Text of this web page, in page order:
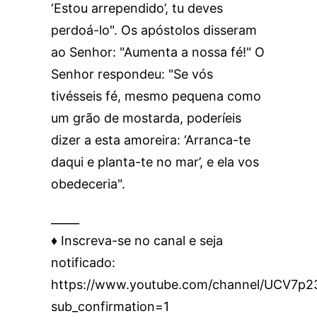
‘Estou arrependido’, tu deves
perdoá-lo". Os apóstolos disseram
ao Senhor: "Aumenta a nossa fé!" O
Senhor respondeu: "Se vós
tivésseis fé, mesmo pequena como
um grão de mostarda, poderíeis
dizer a esta amoreira: ‘Arranca-te
daqui e planta-te no mar’, e ela vos
obedeceria".
♦️ Inscreva-se no canal e seja
notificado:
https://www.youtube.com/channel/
sub_confirmation=1